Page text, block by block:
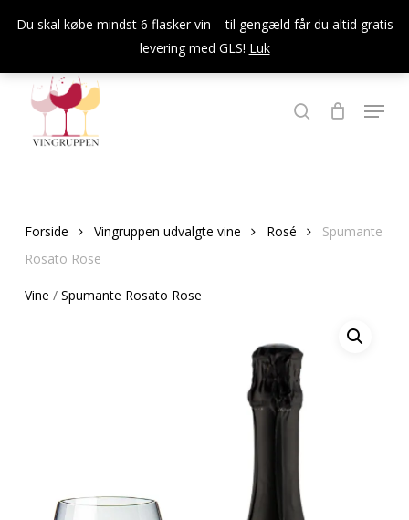
content
Menu
Forside Vingruppen udvalgte vine Rosé
Spumante
Rosato Rose
Vine / Spumante Rosato Rose
Menu
Du skal købe mindst 6 flasker vin – til gengæld får du altid gratis
levering med GLS! Luk